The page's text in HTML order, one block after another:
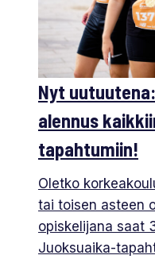
Nyt
alennus
tapahtumiin!
Oletko
tai toisen asteen
opiskelijana saat
Juoksuaika-